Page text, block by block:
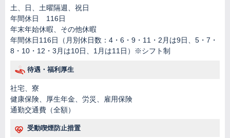
土、日、土曜隔週、祝日
年間休日 116日
年末年始休暇、その他休暇
年間休日116日（月別休日数：4・6・9・11・2月は9日、5・7・
8・10・12・3月は10日、1月は11日）※シフト制
待遇・福利厚生
社宅、寮
健康保険、厚生年金、労災、雇用保険
通勤交通費（全額）
受動喫煙防止措置